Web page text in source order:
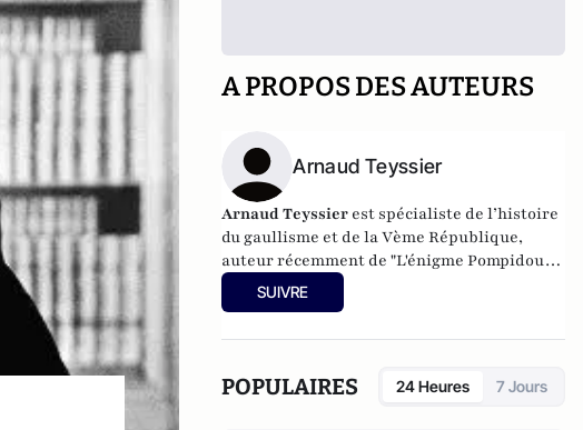
A PROPOS DES AUTEURS
Arnaud Teyssier
Arnaud Teyssier est spécialiste de l’histoire
du gaullisme et de la Vème République,
auteur récemment de "L'énigme Pompidou-
de Gaulle" (2021) et "Demain la Ve
République ?" (2022) aux éditions Perrin.
SUIVRE
POPULAIRES 24 Heures 7 Jours